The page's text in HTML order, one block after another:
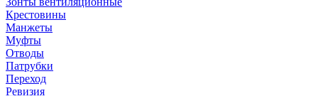
Крестовины
Манжеты
Муфты
Отводы
Патрубки
Переход
Ревизия